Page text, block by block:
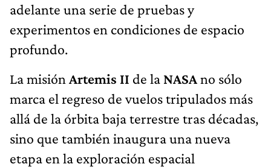
adelante una serie de pruebas y
experimentos en condiciones de espacio
profundo.
La misión Artemis II de la NASAno sólo
marca el regreso de vuelos tripulados más
allá de la órbita baja terrestre tras décadas,
sino que también inaugura una nueva
etapa en la exploración espacial